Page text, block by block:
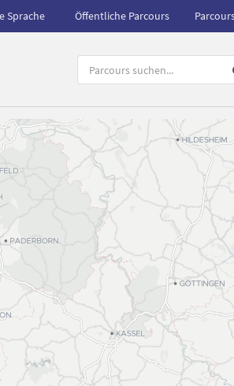
Sprache Öffentliche Parcours